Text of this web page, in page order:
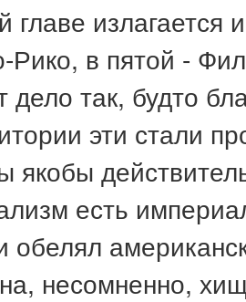
главе излагается
в пятой -
дело так, будто
эти стали
якобы
есть
обелял
несомненно,